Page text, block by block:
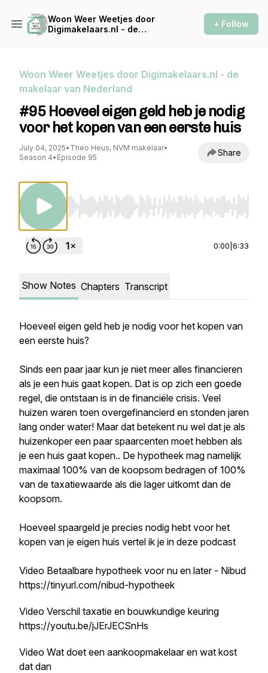
Woon Weer Weetjes door
Digimakelaars.nl - de
+ Follow
Woon Weer Weetjes door Digimakelaars.nl - de
makelaar van Nederland
#95 Hoeveel eigen geld heb je nodig
voor het kopen van een eerste huis
July 04, 2025• Theo Heus, NVM makelaar•
Season 4• Episode 95 Share
Use Left/Right to seek, Home/End to jump
0:00 6:33
Show Notes Chapters Transcript
Hoeveel eigen geld heb je nodig voor het kopen van
een eerste huis?
Sinds een paar jaar kun je niet meer alles financieren
als je een huis gaat kopen. Dat is op zich een goede
regel, die ontstaan is in de financiële crisis. Veel
huizen waren toen overgefinancierd en stonden jaren
lang onder water! Maar dat betekent nu wel dat je als
huizenkoper een paar spaarcenten moet hebben als
je een huis gaat kopen.. De hypotheek mag namelijk
maximaal 100% van de koopsom bedragen of 100%
van de taxatiewaarde als die lager uitkomt dan de
koopsom.
Hoeveel spaargeld je precies nodig hebt voor het
kopen van je eigen huis vertel ik je in deze podcast
Video Betaalbare hypotheek voor nu en later - Nibud
https://tinyurl.com/nibud-hypotheek
Video Verschil taxatie en bouwkundige keuring
https://youtu.be/jJErJECSnHs
Video Wat doet een aankoopmakelaar en wat kost
dat dan